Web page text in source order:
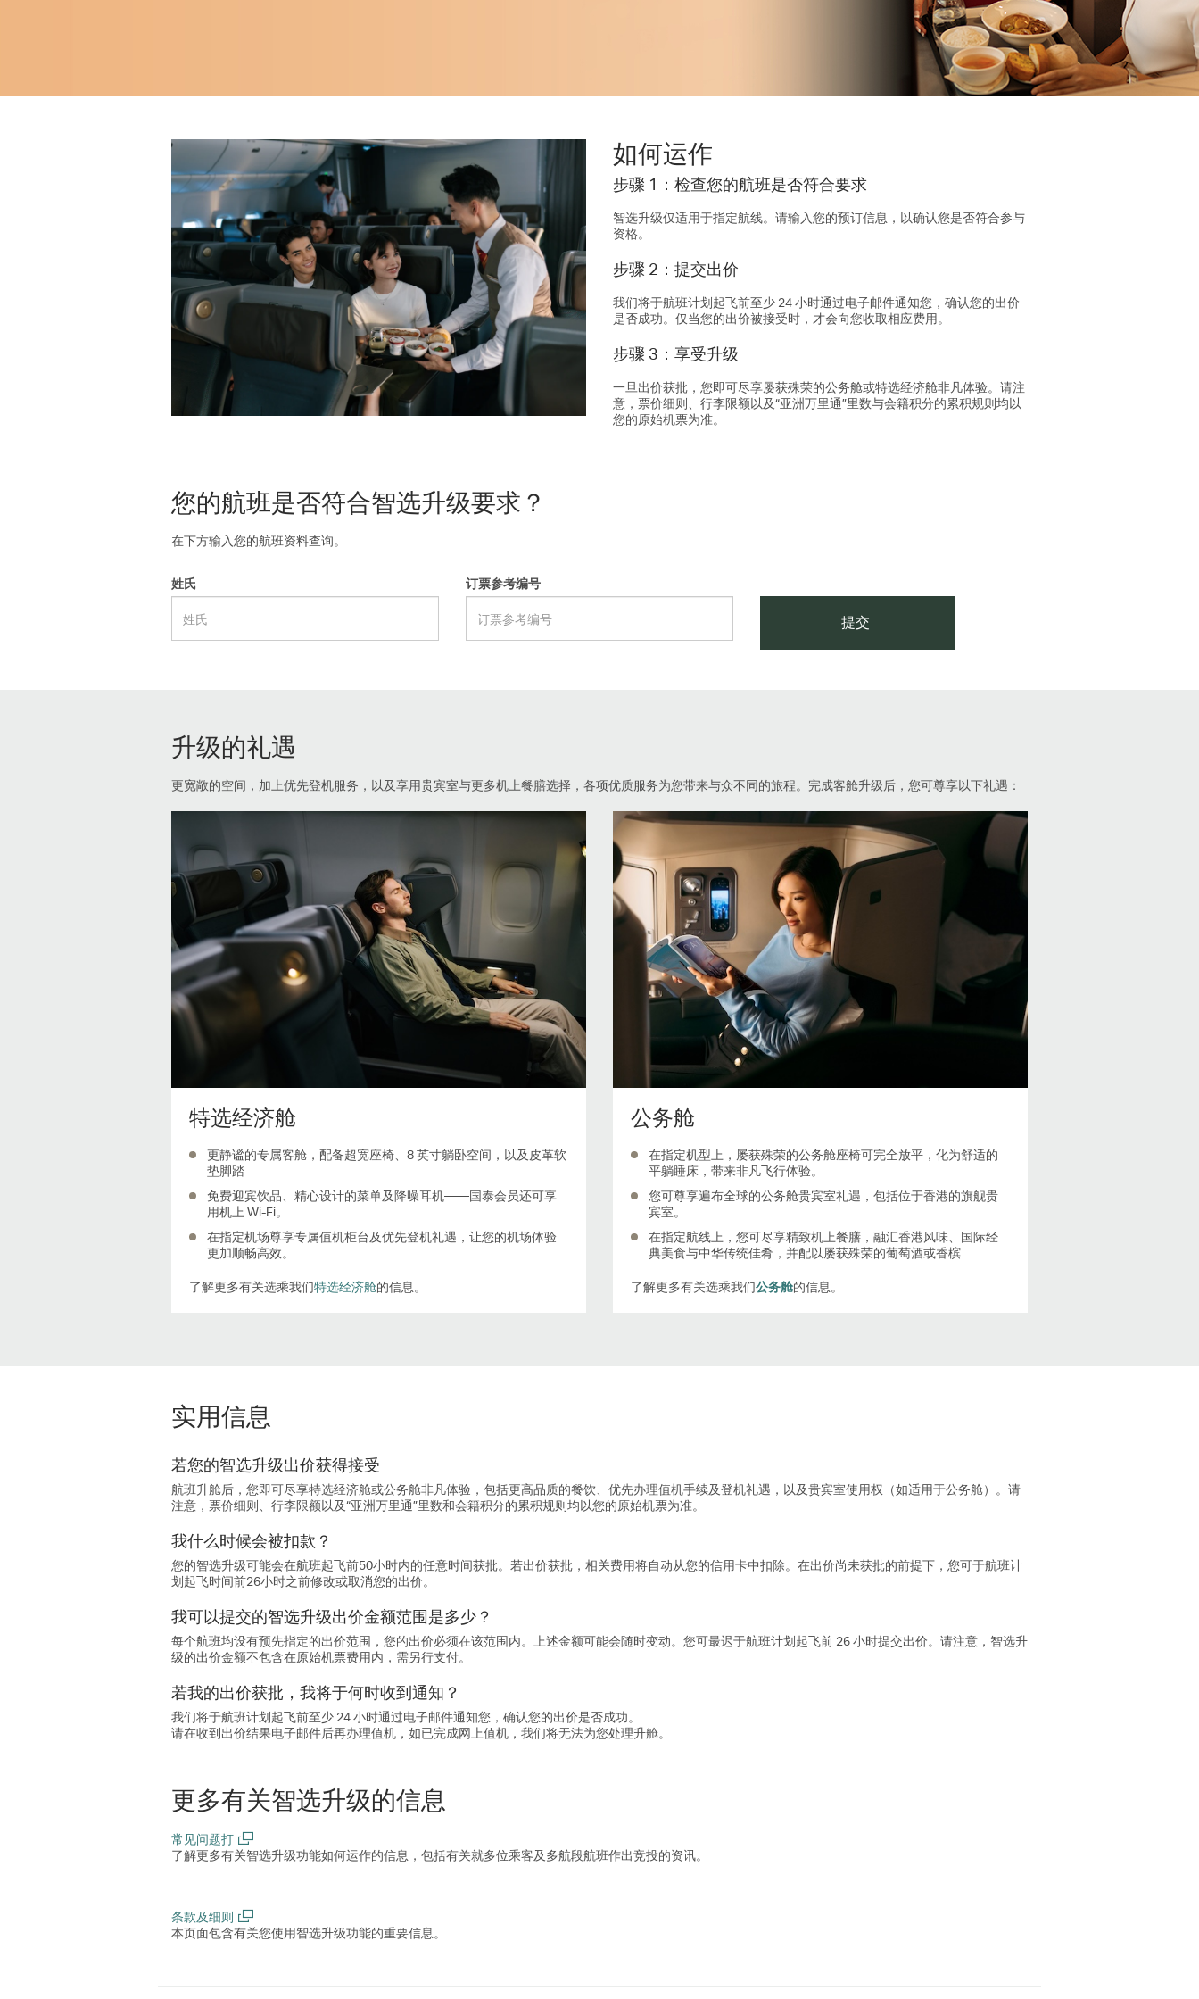
如何运作
步骤 1：检查您的航班是否符合要求
智选升级仅适用于指定航线。请输入您的预订信息，以确认您是否符合参与
资格。
步骤 2：提交出价
我们将于航班计划起飞前至少 24 小时通过电子邮件通知您，确认您的出价
是否成功。仅当您的出价被接受时，才会向您收取相应费用。
步骤 3：享受升级
一旦出价获批，您即可尽享屡获殊荣的公务舱或特选经济舱非凡体验。请注
意，票价细则、行李限额以及“亚洲万里通”里数与会籍积分的累积规则均以
您的原始机票为准。
您的航班是否符合智选升级要求？
在下方输入您的航班资料查询。
姓氏 订票参考编号
提交
升级的礼遇
更宽敞的空间，加上优先登机服务，以及享用贵宾室与更多机上餐膳选择，各项优质服务为您带来与众不同的旅程。完成客舱升级后，您可尊享以下礼遇：
特选经济舱
更静谧的专属客舱，配备超宽座椅、8 英寸躺卧空间，以及皮革软
垫脚踏
免费迎宾饮品、精心设计的菜单及降噪耳机——国泰会员还可享
用机上 Wi-Fi。
在指定机场尊享专属值机柜台及优先登机礼遇，让您的机场体验
更加顺畅高效。
了解更多有关选乘我们特选经济舱的信息。
公务舱
在指定机型上，屡获殊荣的公务舱座椅可完全放平，化为舒适的
平躺睡床，带来非凡飞行体验。
您可尊享遍布全球的公务舱贵宾室礼遇，包括位于香港的旗舰贵
宾室。
在指定航线上，您可尽享精致机上餐膳，融汇香港风味、国际经
典美食与中华传统佳肴，并配以屡获殊荣的葡萄酒或香槟
了解更多有关选乘我们公务舱的信息。
实用信息
若您的智选升级出价获得接受
航班升舱后，您即可尽享特选经济舱或公务舱非凡体验，包括更高品质的餐饮、优先办理值机手续及登机礼遇，以及贵宾室使用权（如适用于公务舱）。请
注意，票价细则、行李限额以及“亚洲万里通”里数和会籍积分的累积规则均以您的原始机票为准。
我什么时候会被扣款？
您的智选升级可能会在航班起飞前50小时内的任意时间获批。若出价获批，相关费用将自动从您的信用卡中扣除。在出价尚未获批的前提下，您可于航班计
划起飞时间前26小时之前修改或取消您的出价。
我可以提交的智选升级出价金额范围是多少？
每个航班均设有预先指定的出价范围，您的出价必须在该范围内。上述金额可能会随时变动。您可最迟于航班计划起飞前 26 小时提交出价。请注意，智选升
级的出价金额不包含在原始机票费用内，需另行支付。
若我的出价获批，我将于何时收到通知？
我们将于航班计划起飞前至少 24 小时通过电子邮件通知您，确认您的出价是否成功。
请在收到出价结果电子邮件后再办理值机，如已完成网上值机，我们将无法为您处理升舱。
更多有关智选升级的信息
常见问题打
了解更多有关智选升级功能如何运作的信息，包括有关就多位乘客及多航段航班作出竞投的资讯。
条款及细则
本页面包含有关您使用智选升级功能的重要信息。